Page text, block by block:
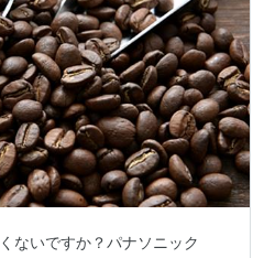
ないですか？パナソニック